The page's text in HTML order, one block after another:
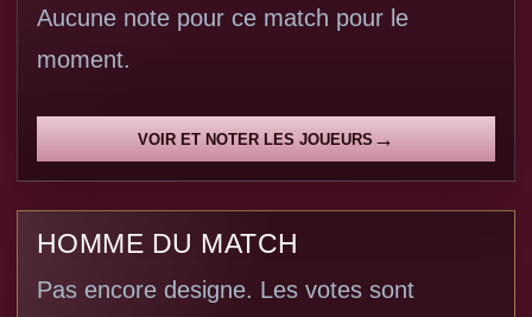
Aucune note pour ce match pour le
moment.
VOIR ET NOTER LES JOUEURS
HOMME DU MATCH
Pas encore designe. Les votes sont